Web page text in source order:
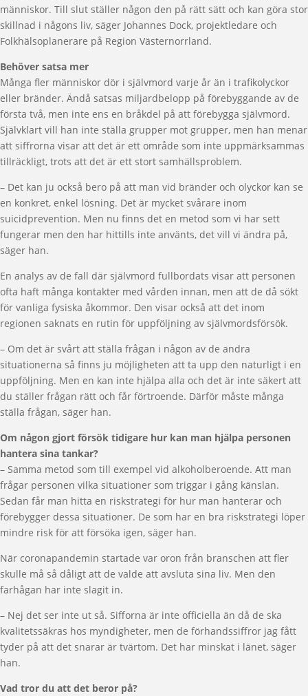
människor. Till slut ställer någon den på rätt sätt och kan göra stor
skillnad i någons liv, säger Johannes Dock, projektledare och
Folkhälsoplanerare på Region Västernorrland.
Behöver satsa mer
Många fler människor dör i självmord varje år än i trafikolyckor
eller bränder. Ändå satsas miljardbelopp på förebyggande av de
första två, men inte ens en bråkdel på att förebygga självmord.
Självklart vill han inte ställa grupper mot grupper, men han menar
att siffrorna visar att det är ett område som inte uppmärksammas
tillräckligt, trots att det är ett stort samhällsproblem.
– Det kan ju också bero på att man vid bränder och olyckor kan se
en konkret, enkel lösning. Det är mycket svårare inom
suicidprevention. Men nu finns det en metod som vi har sett
fungerar men den har hittills inte använts, det vill vi ändra på,
säger han.
En analys av de fall där självmord fullbordats visar att personen
ofta haft många kontakter med vården innan, men att de då sökt
för vanliga fysiska åkommor. Den visar också att det inom
regionen saknats en rutin för uppföljning av självmordsförsök.
– Om det är svårt att ställa frågan i någon av de andra
situationerna så finns ju möjligheten att ta upp den naturligt i en
uppföljning. Men en kan inte hjälpa alla och det är inte säkert att
du ställer frågan rätt och får förtroende. Därför måste många
ställa frågan, säger han.
Om någon gjort försök tidigare hur kan man hjälpa personen
hantera sina tankar?
– Samma metod som till exempel vid alkoholberoende. Att man
frågar personen vilka situationer som triggar i gång känslan.
Sedan får man hitta en riskstrategi för hur man hanterar och
förebygger dessa situationer. De som har en bra riskstrategi löper
mindre risk för att försöka igen, säger han.
När coronapandemin startade var oron från branschen att fler
skulle må så dåligt att de valde att avsluta sina liv. Men den
farhågan har inte slagit in.
– Nej det ser inte ut så. Sifforna är inte officiella än då de ska
kvalitetssäkras hos myndigheter, men de förhandssiffror jag fått
tyder på att det snarar är tvärtom. Det har minskat i länet, säger
han.
Vad tror du att det beror på?